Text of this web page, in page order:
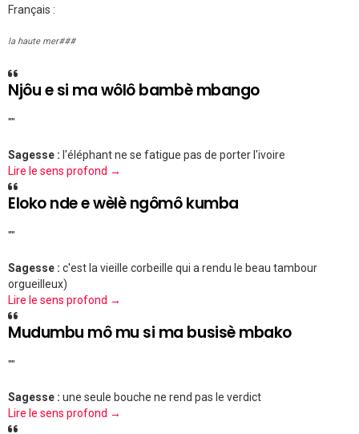
Français :
la haute mer###
Njôu e si ma wôlô bambè mbango
""
Sagesse : l'éléphant ne se fatigue pas de porter l'ivoire
Lire le sens profond →
Eloko nde e wèlè ngômô kumba
""
Sagesse : c'est la vieille corbeille qui a rendu le beau tambour
orgueilleux)
Lire le sens profond →
Mudumbu mô mu si ma busisè mbako
""
Sagesse : une seule bouche ne rend pas le verdict
Lire le sens profond →